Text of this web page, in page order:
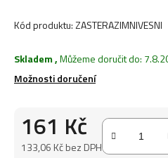
Kód produktu:ZASTERAZIMNIVESNI
Skladem,Můžeme doručit do:
Možnosti doručení
161 Kč
133,06 Kč bez DPH